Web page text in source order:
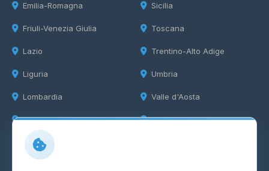
Emilia-Romagna
Friuli-Venezia Giulia
Lazio
Liguria
Lombardia
Marche
Sicilia
Toscana
Trentino-Alto Adige
Umbria
Valle d'Aosta
Veneto
Info